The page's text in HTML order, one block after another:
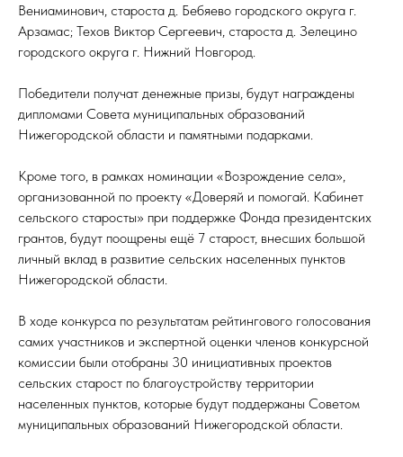
Вениаминович, староста д. Бебяево городского округа г.
Арзамас; Техов Виктор Сергеевич, староста д. Зелецино
городского округа г. Нижний Новгород.
Победители получат денежные призы, будут награждены
дипломами Совета муниципальных образований
Нижегородской области и памятными подарками.
Кроме того, в рамках номинации «Возрождение села»,
организованной по проекту «Доверяй и помогай. Кабинет
сельского старосты» при поддержке Фонда президентских
грантов, будут поощрены ещё 7 старост, внесших большой
личный вклад в развитие сельских населенных пунктов
Нижегородской области.
В ходе конкурса по результатам рейтингового голосования
самих участников и экспертной оценки членов конкурсной
комиссии были отобраны 30 инициативных проектов
сельских старост по благоустройству территории
населенных пунктов, которые будут поддержаны Советом
муниципальных образований Нижегородской области.